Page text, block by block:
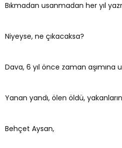
Bıkmadan usanmadan her yıl
Niyeyse, ne çıkacaksa?
Dava, 6 yıl önce zaman aşımına
Yanan yandı, ölen öldü,
Behçet Aysan,